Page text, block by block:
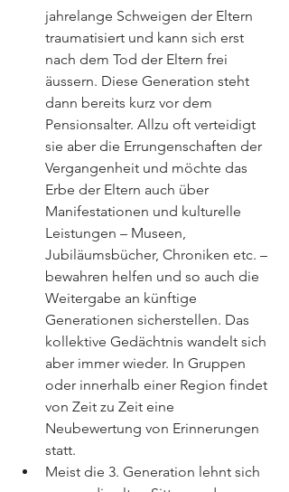
jahrelange Schweigen der Eltern
traumatisiert und kann sich erst
nach dem Tod der Eltern frei
äussern. Diese Generation steht
dann bereits kurz vor dem
Pensionsalter. Allzu oft verteidigt
sie aber die Errungenschaften der
Vergangenheit und möchte das
Erbe der Eltern auch über
Manifestationen und kulturelle
Leistungen – Museen,
Jubiläumsbücher, Chroniken etc. –
bewahren helfen und so auch die
Weitergabe an künftige
Generationen sicherstellen. Das
kollektive Gedächtnis wandelt sich
aber immer wieder. In Gruppen
oder innerhalb einer Region findet
von Zeit zu Zeit eine
Neubewertung von Erinnerungen
statt.
Meist die 3. Generation lehnt sich